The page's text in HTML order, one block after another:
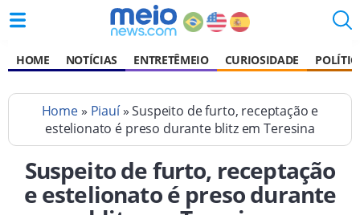
HOME NOTÍCIAS ENTRETÊMEIO CURIOSIDADE
Home» Piauí» Suspeito de furto, receptação e
estelionato é preso durante blitz em Teresina
Suspeito de furto, receptação
e estelionato é preso durante